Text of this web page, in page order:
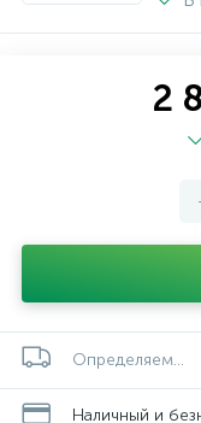
2
Определяем...
Наличный и